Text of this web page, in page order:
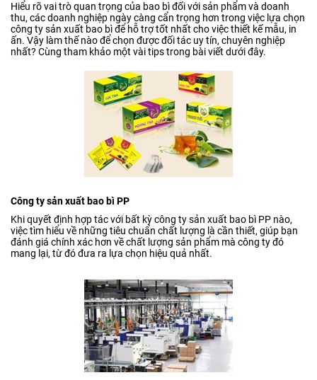
Hiểu rõ vai trò quan trọng của bao bì đối với sản phẩm và doanh
thu, các doanh nghiệp ngày càng cẩn trọng hơn trong việc lựa chọn
công ty sản xuất bao bì để hỗ trợ tốt nhất cho việc thiết kế mẫu, in
ấn. Vậy làm thế nào để chọn được đối tác uy tín, chuyên nghiệp
nhất? Cùng tham khảo một vài tips trong bài viết dưới đây.
Công ty sản xuất bao bì PP
Khi quyết định hợp tác với bất kỳ công ty sản xuất bao bì PP nào,
việc tìm hiểu về những tiêu chuẩn chất lượng là cần thiết, giúp bạn
đánh giá chính xác hơn về chất lượng sản phẩm mà công ty đó
mang lại, từ đó đưa ra lựa chọn hiệu quả nhất.